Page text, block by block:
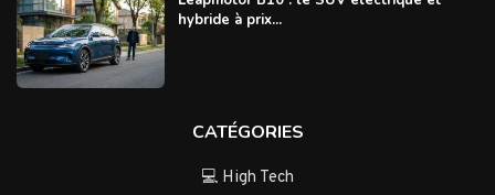
hybride à prix...
CATÉGORIES
💻 High Tech